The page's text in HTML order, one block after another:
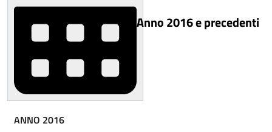
Anno 2016 e precedenti
ANNO 2016